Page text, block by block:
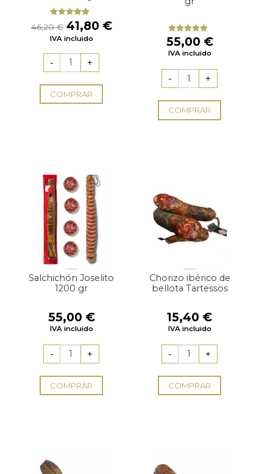
Valorado
con 5.00de
5
46,20€ El
precio
era:
46,20 €.
41,80 €El
IVA incluido
COMPRAR
Valorado
con 5.00de
5
55,00 €
IVA incluido
COMPRAR
Salchichón Joselito
1200 gr
55,00 €
IVA incluido
COMPRAR
Chorizo ibérico de
bellota Tartessos
15,40 €
IVA incluido
COMPRAR